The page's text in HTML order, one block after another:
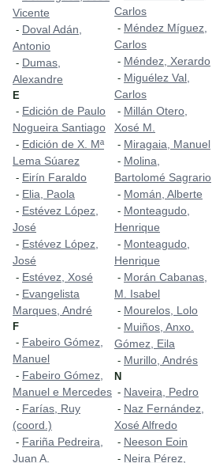
Vicente
- Doval Adán,
Antonio
- Dumas,
Alexandre
E
- Edición de Paulo
Nogueira Santiago
- Edición de X. Mª
Lema Súarez
- Eirín Faraldo
- Elia, Paola
- Estévez López,
José
- Estévez López,
José
- Estévez, Xosé
- Evangelista
Marques, André
F
- Fabeiro Gómez,
Manuel
- Fabeiro Gómez,
Manuel e Mercedes
- Farías, Ruy
(coord.)
- Fariña Pedreira,
Juan A.
Carlos
- Méndez Míguez,
Carlos
- Méndez, Xerardo
- Miguélez Val,
Carlos
- Millán Otero,
Xosé M.
- Miragaia, Manuel
- Molina,
Bartolomé Sagrario
- Momán, Alberte
- Monteagudo,
Henrique
- Monteagudo,
Henrique
- Morán Cabanas,
M. Isabel
- Mourelos, Lolo
- Muiños, Anxo.
Gómez, Eila
- Murillo, Andrés
N
- Naveira, Pedro
- Naz Fernández,
Xosé Alfredo
- Neeson Eoin
- Neira Pérez,